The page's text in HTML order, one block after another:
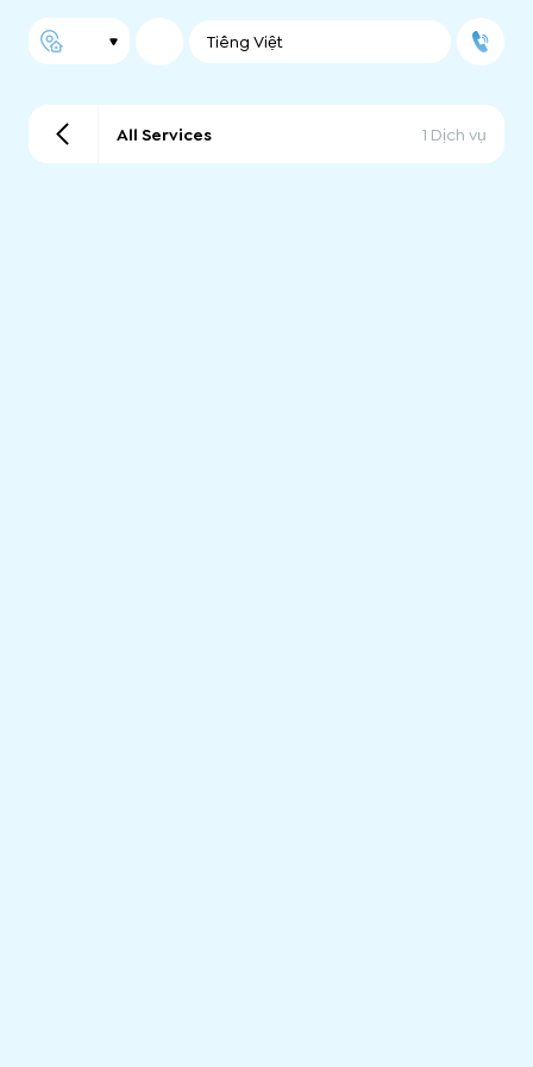
Tiếng Việt
All Services 1 Dịch vụ